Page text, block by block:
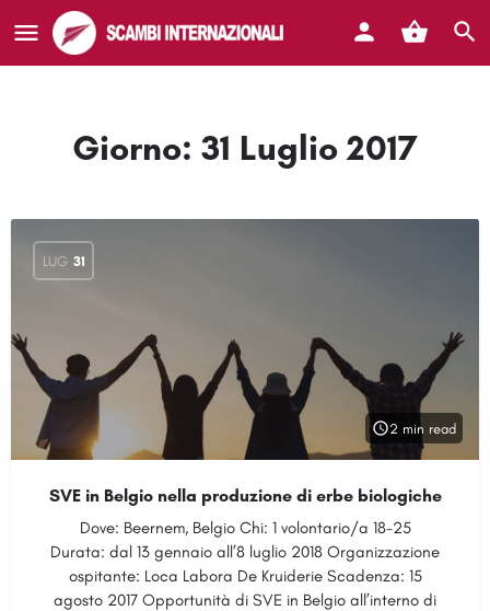
Giorno: 31 Luglio 2017
LUG 31
2 min read
SVE in Belgio nella produzione di erbe biologiche
Dove: Beernem, Belgio Chi: 1 volontario/a 18-25
Durata: dal 13 gennaio all’8 luglio 2018 Organizzazione
ospitante: Loca Labora De Kruiderie Scadenza: 15
agosto 2017 Opportunità di SVE in Belgio all’interno di